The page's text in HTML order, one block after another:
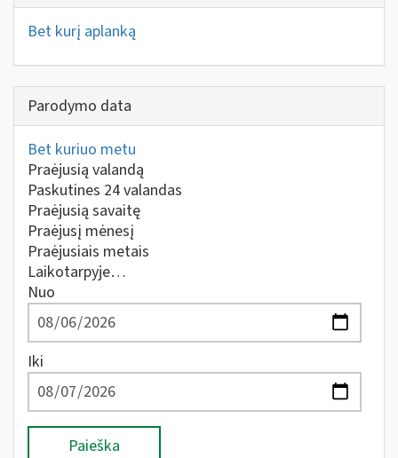
Bet kurį aplanką
Parodymo data
Bet kuriuo metu
Praėjusią valandą
Paskutines 24 valandas
Praėjusią savaitę
Praėjusį mėnesį
Praėjusiais metais
Laikotarpyje…
Nuo
Iki
Paieška